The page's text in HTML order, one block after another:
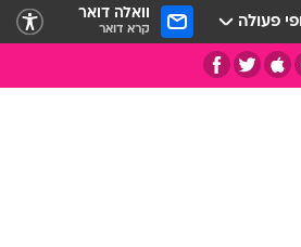
פעולה וואלה דואר
קרא דואר